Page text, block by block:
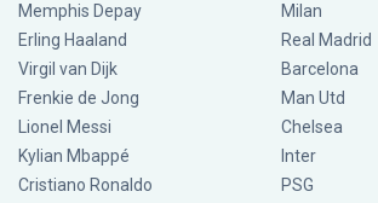
Memphis Depay
Erling Haaland
Virgil van Dijk
Frenkie de Jong
Lionel Messi
Kylian Mbappé
Cristiano Ronaldo
Milan
Real Madrid
Barcelona
Man Utd
Chelsea
Inter
PSG